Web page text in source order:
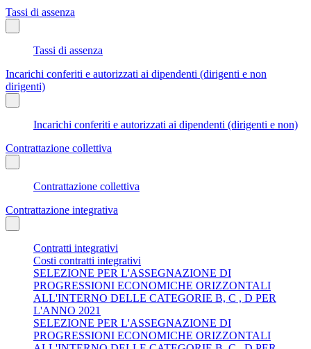
Tassi di assenza
Tassi di assenza
Incarichi conferiti e autorizzati ai dipendenti (dirigenti e non
dirigenti)
Incarichi conferiti e autorizzati ai dipendenti (dirigenti e non)
Contrattazione collettiva
Contrattazione collettiva
Contrattazione integrativa
Contratti integrativi
Costi contratti integrativi
SELEZIONE PER L'ASSEGNAZIONE DI
PROGRESSIONI ECONOMICHE ORIZZONTALI
ALL'INTERNO DELLE CATEGORIE B, C , D PER
L'ANNO 2021
SELEZIONE PER L'ASSEGNAZIONE DI
PROGRESSIONI ECONOMICHE ORIZZONTALI